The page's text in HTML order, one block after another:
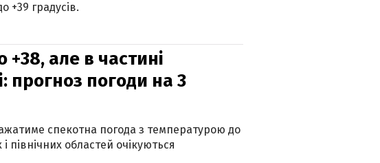
+39 градусів.
але в частині
прогноз погоди на 3
спекотна погода з температурою до
північних областей очікуються